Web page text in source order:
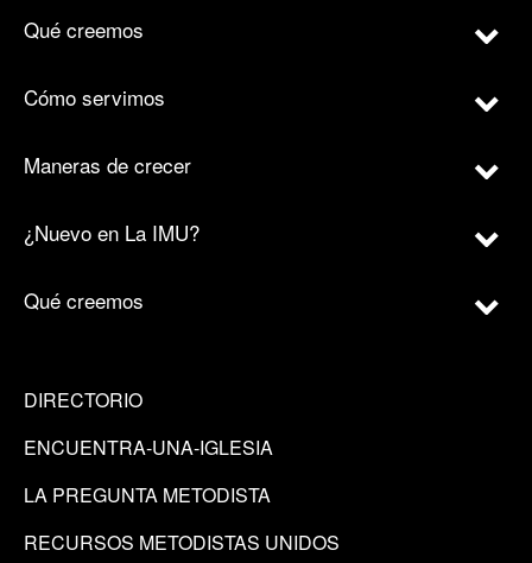
Qué creemos
Cómo servimos
Maneras de crecer
¿Nuevo en La IMU?
Qué creemos
DIRECTORIO
ENCUENTRA-UNA-IGLESIA
LA PREGUNTA METODISTA
RECURSOS METODISTAS UNIDOS